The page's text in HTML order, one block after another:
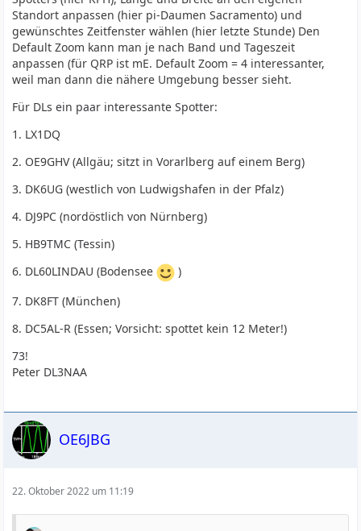
Standort anpassen (hier pi-Daumen Sacramento) und
gewünschtes Zeitfenster wählen (hier letzte Stunde) Den
Default Zoom kann man je nach Band und Tageszeit
anpassen (für QRP ist mE. Default Zoom = 4 interessanter,
weil man dann die nähere Umgebung besser sieht.
Für DLs ein paar interessante Spotter:
1. LX1DQ
2. OE9GHV (Allgäu; sitzt in Vorarlberg auf einem Berg)
3. DK6UG (westlich von Ludwigshafen in der Pfalz)
4. DJ9PC (nordöstlich von Nürnberg)
5. HB9TMC (Tessin)
6. DL60LINDAU (Bodensee
)
7. DK8FT (München)
8. DC5AL-R (Essen; Vorsicht: spottet kein 12 Meter!)
73!
Peter DL3NAA
OE6JBG
22. Oktober 2022 um 11:19